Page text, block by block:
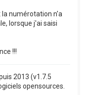
numérotation n'a
lorsque j'ai saisi
!!!
2013 (v1.7.5
opensources.